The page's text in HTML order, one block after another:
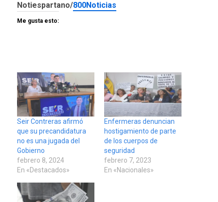
Notiespartano/800Noticias
Me gusta esto:
Seir Contreras afirmó
que su precandidatura
no es una jugada del
Gobierno
febrero 8, 2024
En «Destacados»
Enfermeras denuncian
hostigamiento de parte
de los cuerpos de
seguridad
febrero 7, 2023
En «Nacionales»